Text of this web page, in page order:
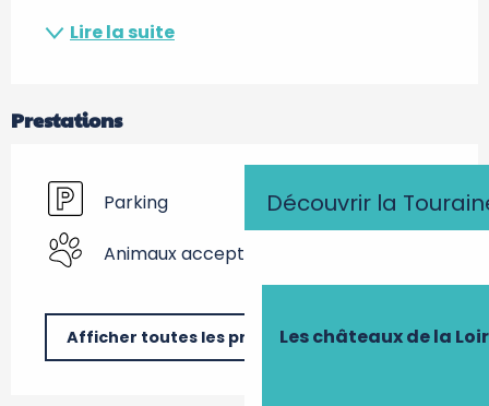
Découvrir la
Les châteaux de la
Lire la suite
Prestations
Parking
Animaux acceptés
Afficher toutes les prestations